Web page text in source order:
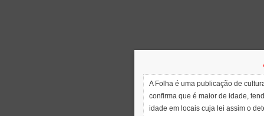
A Folha é uma publicação de
confirma que é maior de idade,
idade em locais cuja lei assim o